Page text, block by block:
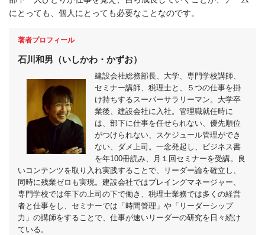
にとっても、個人にとっても必要なことなのです。
著者プロフィール
石川和男（いしかわ・かずお）
建設会社総務部長、大学、専門学校講師、
セミナー講師、税理士と、５つの仕事を掛
け持ちするスーパーサラリーマン。 大学卒
業後、建設会社に入社。管理職就任時に
は、部下に仕事を任せられない、優先順位
がつけられない、スケジュール管理ができ
ない、ダメ上司。一念発起し、ビジネス書
を年100冊読み、月１回セミナーを受講。良
いコンテンツを取り入れ実践することで、リーダー論を確立し、
同時に残業ゼロも実現。建設会社ではプレイングマネージャー、
専門学校では年下の上司の下で働き、税理士業務では多くの経営
者と仕事をし、セミナーでは「時間管理」や「リーダーシップ
力」の講師をすることで、仕事が速いリーダーの研究を日々続け
ている。